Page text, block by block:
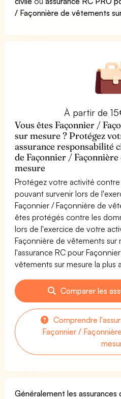
/ Façonnière de vêtements
À partir de
Vous êtes Façonnier /
sur mesure ? Protégez
assurance responsabilité
de Façonnier /
mesure
Protégez votre activité contre
pouvant survenir lors de
Façonnier / Façonnière de
êtes protégés contre les
lors de l'exercice de votre
Façonnière de vêtements sur
l'assurance RC pour
vêtements sur mesure la plus
Comparer les
Comprendre
Façonnier /
Généralement les